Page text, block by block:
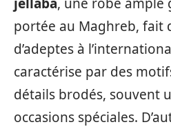
jellaba, une robe ample
portée au Maghreb, fait
d’adeptes à
caractérise par des
détails brodés, souvent
occasions spéciales.